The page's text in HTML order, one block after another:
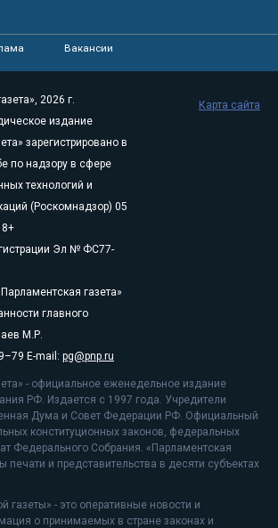
Вакансии
2026 г.
издание
зарегистрировано в
по надзору в сфере
технологий и
(Роскомнадзор) 05
Эл № ФС77-
газета»
главного
М.Р.
E-mail: pg@pnp.ru
- официальное еженедельное издание
РФ. Издается с 1997 года. Учредители
Дума и Совет Федерации РФ. Официальный
конституционных законов, федеральных
Федерального Собрания. «Парламентская
печати и представительства в десяти субъектах
газеты» - это оперативные новости и
о принимаемых в стране законах и
Карта сайта